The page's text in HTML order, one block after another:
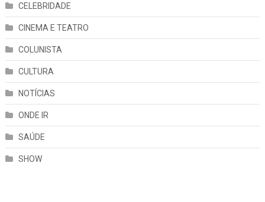
CELEBRIDADE
CINEMA E TEATRO
COLUNISTA
CULTURA
NOTÍCIAS
ONDE IR
SAÚDE
SHOW